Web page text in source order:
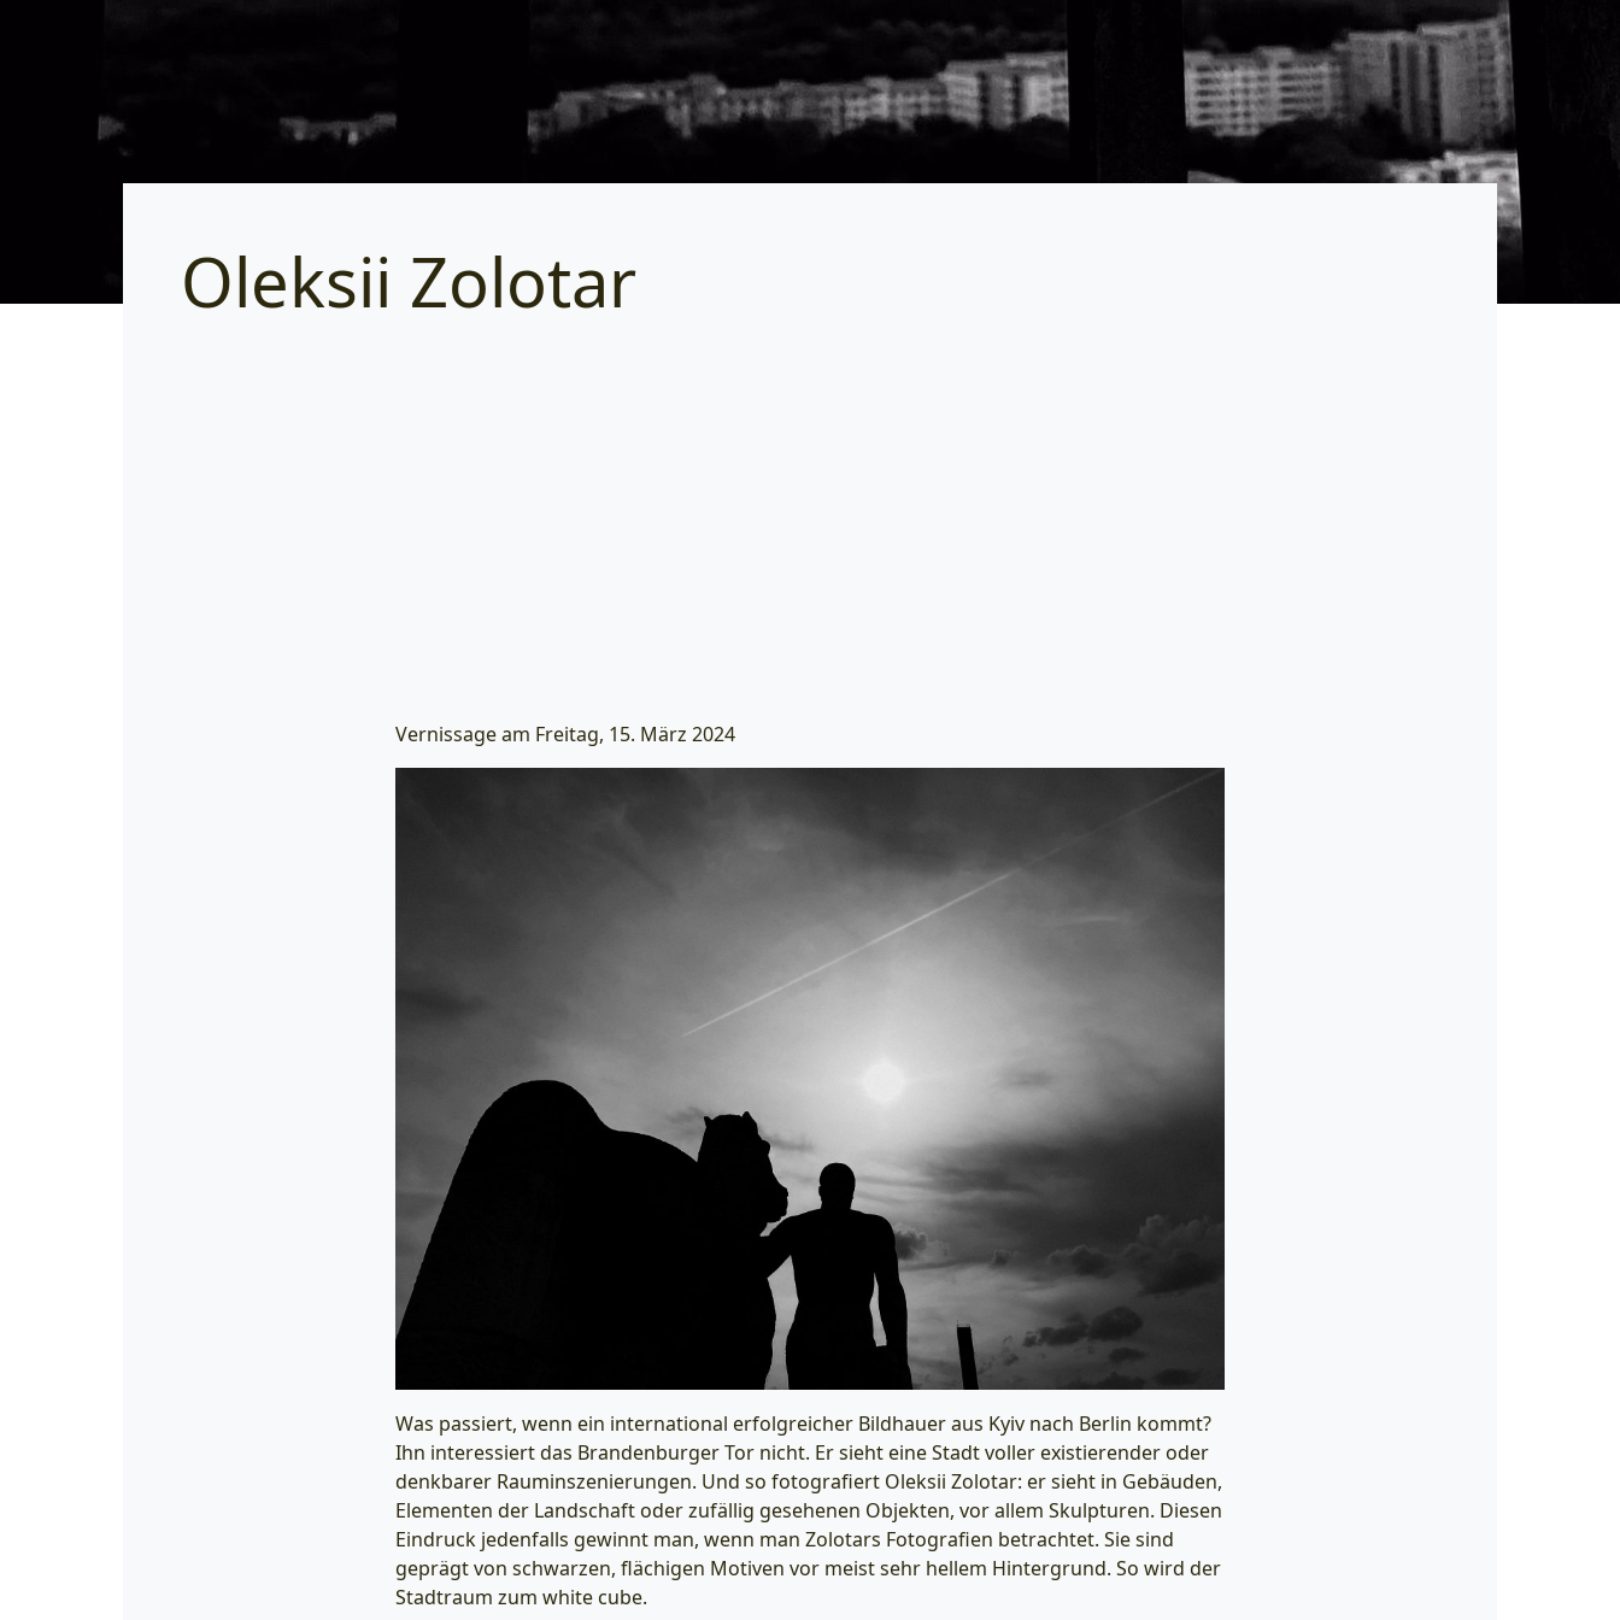
Oleksii Zolotar
Vernissage am Freitag, 15. März 2024
Was passiert, wenn ein international erfolgreicher Bildhauer aus Kyiv nach Berlin kommt?
Ihn interessiert das Brandenburger Tor nicht. Er sieht eine Stadt voller existierender oder
denkbarer Rauminszenierungen. Und so fotografiert Oleksii Zolotar: er sieht in Gebäuden,
Elementen der Landschaft oder zufällig gesehenen Objekten, vor allem Skulpturen. Diesen
Eindruck jedenfalls gewinnt man, wenn man Zolotars Fotografien betrachtet. Sie sind
geprägt von schwarzen, flächigen Motiven vor meist sehr hellem Hintergrund. So wird der
Stadtraum zum white cube.